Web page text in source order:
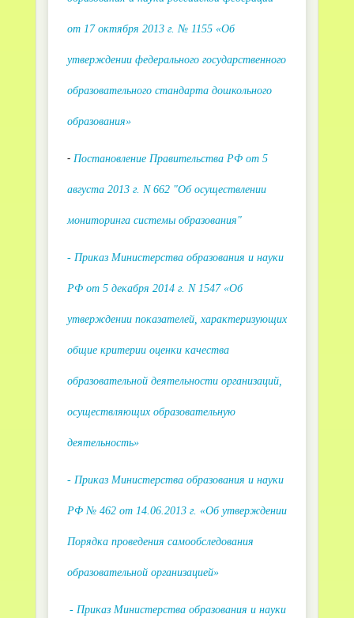
от 17 октября 2013 г. № 1155 «Об
утверждении федерального государственного
образовательного стандарта дошкольного
образования»
- Постановление Правительства РФ от 5
августа 2013 г. N 662 "Об осуществлении
мониторинга системы образования"
- Приказ Министерства образования и науки
РФ от 5 декабря 2014 г. N 1547 «Об
утверждении показателей, характеризующих
общие критерии оценки качества
образовательной деятельности организаций,
осуществляющих образовательную
деятельность»
- Приказ Министерства образования и науки
РФ № 462 от 14.06.2013 г. «Об утверждении
Порядка проведения самообследования
образовательной организацией»
- Приказ Министерства образования и науки